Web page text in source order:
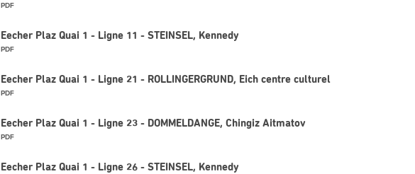
PDF
Eecher Plaz Quai 1 - Ligne 11 - STEINSEL, Kennedy
PDF
Eecher Plaz Quai 1 - Ligne 21 - ROLLINGERGRUND, Eich centre culturel
PDF
Eecher Plaz Quai 1 - Ligne 23 - DOMMELDANGE, Chingiz Aitmatov
PDF
Eecher Plaz Quai 1 - Ligne 26 - STEINSEL, Kennedy